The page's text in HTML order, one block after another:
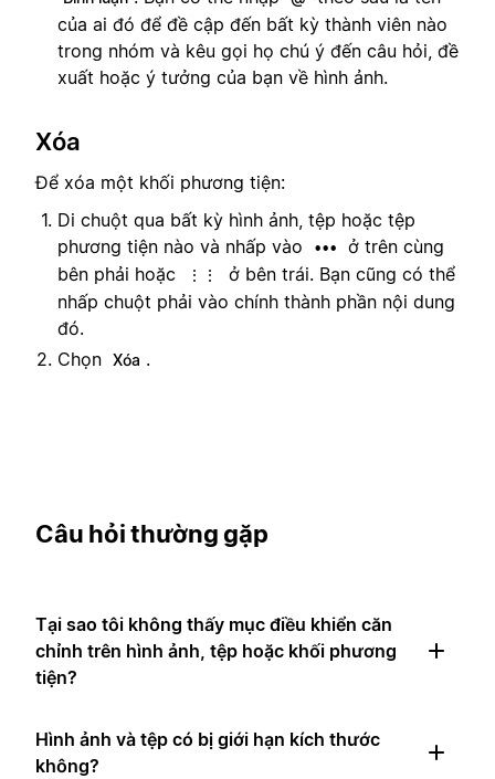
của ai đó để đề cập đến bất kỳ thành viên nào
trong nhóm và kêu gọi họ chú ý đến câu hỏi, đề
xuất hoặc ý tưởng của bạn về hình ảnh.
Xóa
Để xóa một khối phương tiện:
Di chuột qua bất kỳ hình ảnh, tệp hoặc tệp
phương tiện nào và nhấp vào
•••
ở trên cùng
bên phải hoặc
⋮⋮
ở bên trái. Bạn cũng có thể
nhấp chuột phải vào chính thành phần nội dung
đó.
Chọn Xóa .
Câu hỏi thường gặp
Tại sao tôi không thấy mục điều khiển căn
chỉnh trên hình ảnh, tệp hoặc khối phương
tiện?
Hình ảnh và tệp có bị giới hạn kích thước
không?